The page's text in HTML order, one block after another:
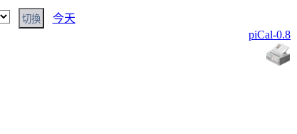
今天
piCal-0.8